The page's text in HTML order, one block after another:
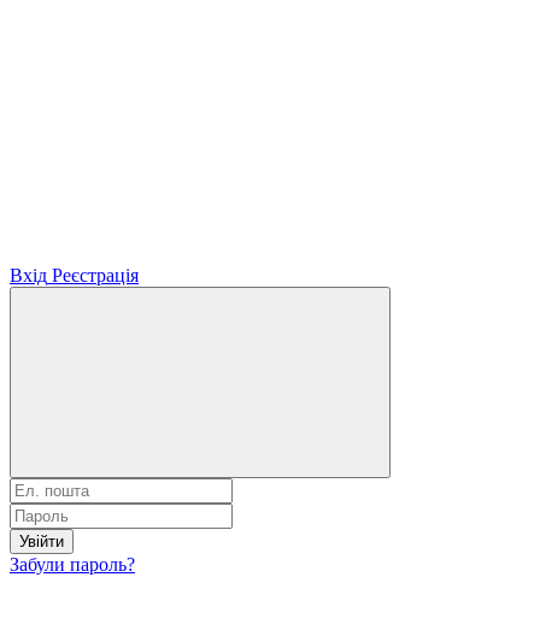
Вхід Реєстрація
Увійти
Забули пароль?